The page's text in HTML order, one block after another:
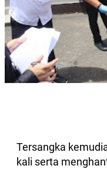
Tersangka
kali serta